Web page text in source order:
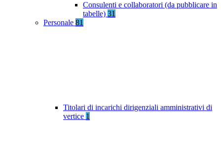
Consulenti e collaboratori (da pubblicare in
tabelle) 31
Personale 81
Titolari di incarichi dirigenziali amministrativi di
vertice 1